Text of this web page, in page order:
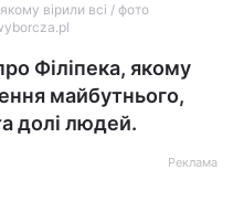
вірили всі / фото
Філіпека, якому
майбутнього,
долі людей.
Реклама